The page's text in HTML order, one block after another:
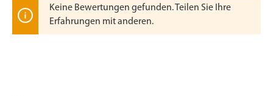
Keine Bewertungen gefunden. Teilen Sie Ihre
Erfahrungen mit anderen.